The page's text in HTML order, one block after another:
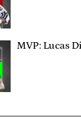
MVP: Lucas